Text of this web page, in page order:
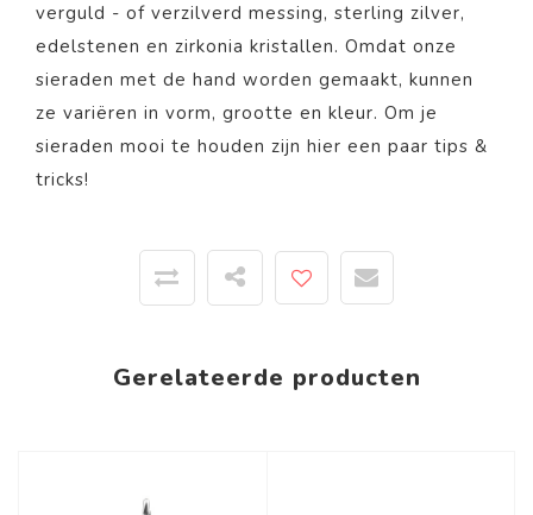
verguld - of verzilverd messing, sterling zilver,
edelstenen en zirkonia kristallen. Omdat onze
sieraden met de hand worden gemaakt, kunnen
ze variëren in vorm, grootte en kleur. Om je
sieraden mooi te houden zijn hier een paar tips &
tricks!
Gerelateerde producten